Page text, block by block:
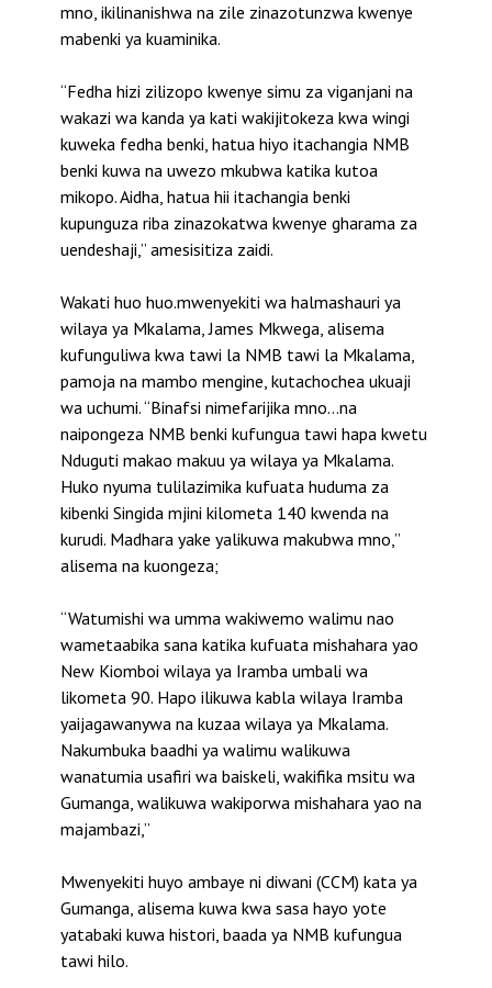
mno, ikilinanishwa na zile zinazotunzwa kwenye
mabenki ya kuaminika.
“Fedha hizi zilizopo kwenye simu za viganjani na
wakazi wa kanda ya kati wakijitokeza kwa wingi
kuweka fedha benki, hatua hiyo itachangia NMB
benki kuwa na uwezo mkubwa katika kutoa
mikopo. Aidha, hatua hii itachangia benki
kupunguza riba zinazokatwa kwenye gharama za
uendeshaji,” amesisitiza zaidi.
Wakati huo huo.mwenyekiti wa halmashauri ya
wilaya ya Mkalama, James Mkwega, alisema
kufunguliwa kwa tawi la NMB tawi la Mkalama,
pamoja na mambo mengine, kutachochea ukuaji
wa uchumi. “Binafsi nimefarijika mno…na
naipongeza NMB benki kufungua tawi hapa kwetu
Nduguti makao makuu ya wilaya ya Mkalama.
Huko nyuma tulilazimika kufuata huduma za
kibenki Singida mjini kilometa 140 kwenda na
kurudi. Madhara yake yalikuwa makubwa mno,”
alisema na kuongeza;
“Watumishi wa umma wakiwemo walimu nao
wametaabika sana katika kufuata mishahara yao
New Kiomboi wilaya ya Iramba umbali wa
likometa 90. Hapo ilikuwa kabla wilaya Iramba
yaijagawanywa na kuzaa wilaya ya Mkalama.
Nakumbuka baadhi ya walimu walikuwa
wanatumia usafiri wa baiskeli, wakifika msitu wa
Gumanga, walikuwa wakiporwa mishahara yao na
majambazi,”
Mwenyekiti huyo ambaye ni diwani (CCM) kata ya
Gumanga, alisema kuwa kwa sasa hayo yote
yatabaki kuwa histori, baada ya NMB kufungua
tawi hilo.